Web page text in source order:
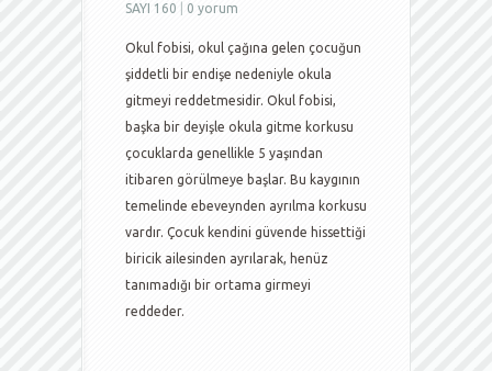
SAYI 160
0 yorum
Okul fobisi, okul çağına gelen çocuğun
şiddetli bir endişe nedeniyle okula
gitmeyi reddetmesidir. Okul fobisi,
başka bir deyişle okula gitme korkusu
çocuklarda genellikle 5 yaşından
itibaren görülmeye başlar. Bu kaygının
temelinde ebeveynden ayrılma korkusu
vardır. Çocuk kendini güvende hissettiği
biricik ailesinden ayrılarak, henüz
tanımadığı bir ortama girmeyi
reddeder.